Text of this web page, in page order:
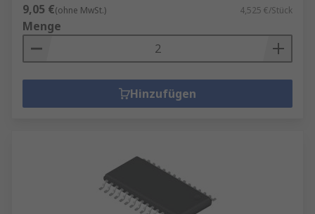
9,05 €(ohne MwSt.) 4,525 €/Stück
Menge
Hinzufügen